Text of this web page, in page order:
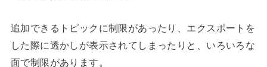
追加できるトピックに制限があったり、エクスポートを
した際に透かしが表示されてしまったりと、いろいろな
面で制限があります。